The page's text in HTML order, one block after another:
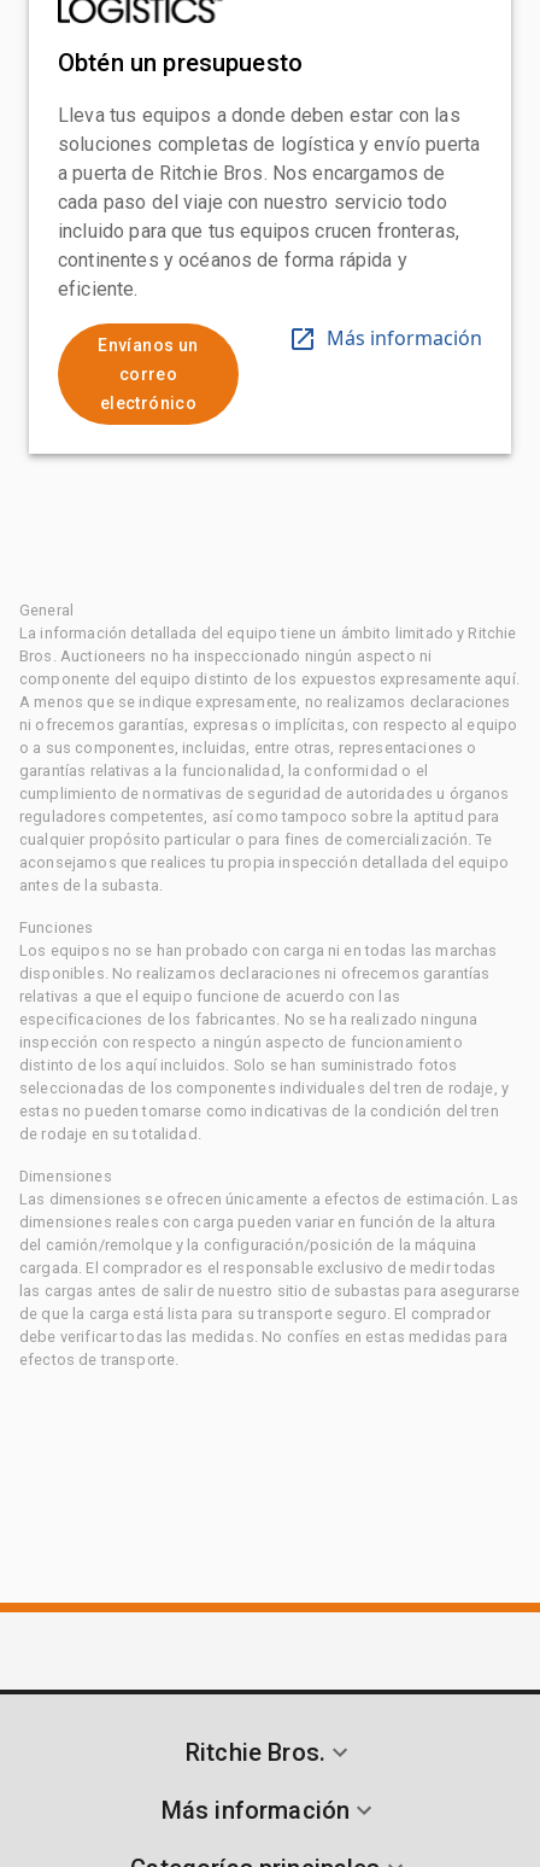
Obtén un presupuesto
Lleva tus equipos a donde deben estar con las
soluciones completas de logística y envío puerta
a puerta de Ritchie Bros. Nos encargamos de
cada paso del viaje con nuestro servicio todo
incluido para que tus equipos crucen fronteras,
continentes y océanos de forma rápida y
eficiente.
Envíanos un
correo
electrónico
Más información
General
La información detallada del equipo tiene un ámbito limitado y Ritchie
Bros. Auctioneers no ha inspeccionado ningún aspecto ni
componente del equipo distinto de los expuestos expresamente aquí.
A menos que se indique expresamente, no realizamos declaraciones
ni ofrecemos garantías, expresas o implícitas, con respecto al equipo
o a sus componentes, incluidas, entre otras, representaciones o
garantías relativas a la funcionalidad, la conformidad o el
cumplimiento de normativas de seguridad de autoridades u órganos
reguladores competentes, así como tampoco sobre la aptitud para
cualquier propósito particular o para fines de comercialización. Te
aconsejamos que realices tu propia inspección detallada del equipo
antes de la subasta.
Funciones
Los equipos no se han probado con carga ni en todas las marchas
disponibles. No realizamos declaraciones ni ofrecemos garantías
relativas a que el equipo funcione de acuerdo con las
especificaciones de los fabricantes. No se ha realizado ninguna
inspección con respecto a ningún aspecto de funcionamiento
distinto de los aquí incluidos. Solo se han suministrado fotos
seleccionadas de los componentes individuales del tren de rodaje, y
estas no pueden tomarse como indicativas de la condición del tren
de rodaje en su totalidad.
Dimensiones
Las dimensiones se ofrecen únicamente a efectos de estimación. Las
dimensiones reales con carga pueden variar en función de la altura
del camión/remolque y la configuración/posición de la máquina
cargada. El comprador es el responsable exclusivo de medir todas
las cargas antes de salir de nuestro sitio de subastas para asegurarse
de que la carga está lista para su transporte seguro. El comprador
debe verificar todas las medidas. No confíes en estas medidas para
efectos de transporte.
Ritchie Bros.
Más información